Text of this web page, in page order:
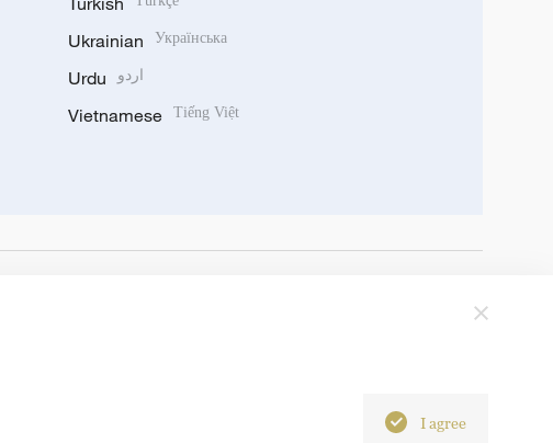
Ukrainian Українська
Urdu اردو
Vietnamese Tiếng Việt
I agree